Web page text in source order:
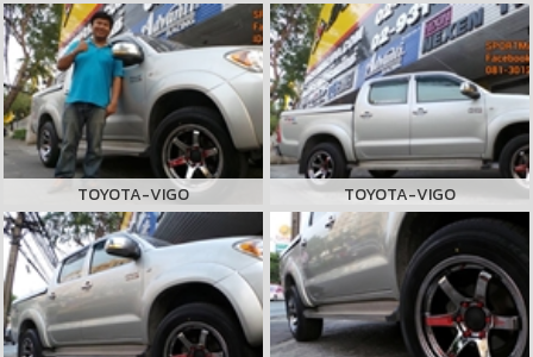
TOYOTA-VIGO TOYOTA-VIGO